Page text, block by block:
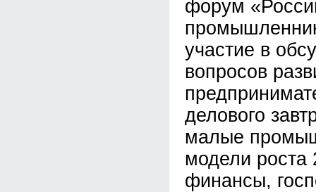
форум
участие в
вопросов
делового
малые
модели
финансы,